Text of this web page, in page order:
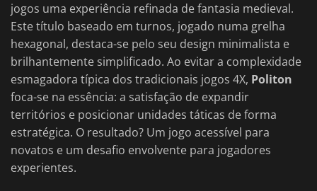
jogos uma experiência refinada de fantasia medieval.
Este título baseado em turnos, jogado numa grelha
hexagonal, destaca-se pelo seu design minimalista e
brilhantemente simplificado. Ao evitar a complexidade
esmagadora típica dos tradicionais jogos 4X, Politon
foca-se na essência: a satisfação de expandir
territórios e posicionar unidades táticas de forma
estratégica. O resultado? Um jogo acessível para
novatos e um desafio envolvente para jogadores
experientes.